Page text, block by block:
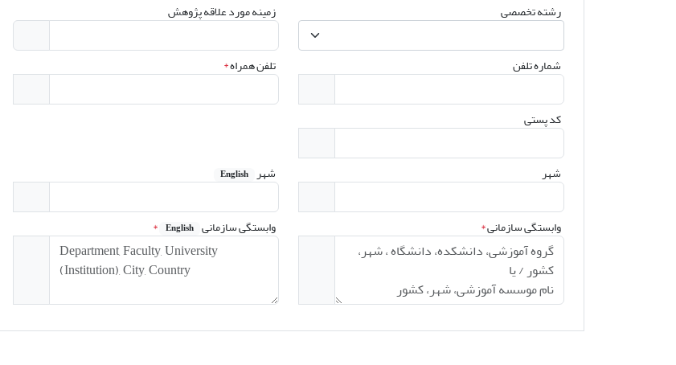
رشته تخصصی زمینه مورد علاقه پژوهش
شماره تلفن تلفن همراه*
کد پستی
شهر شهر English
وابستگی سازمانی* وابستگی سازمانی English
*